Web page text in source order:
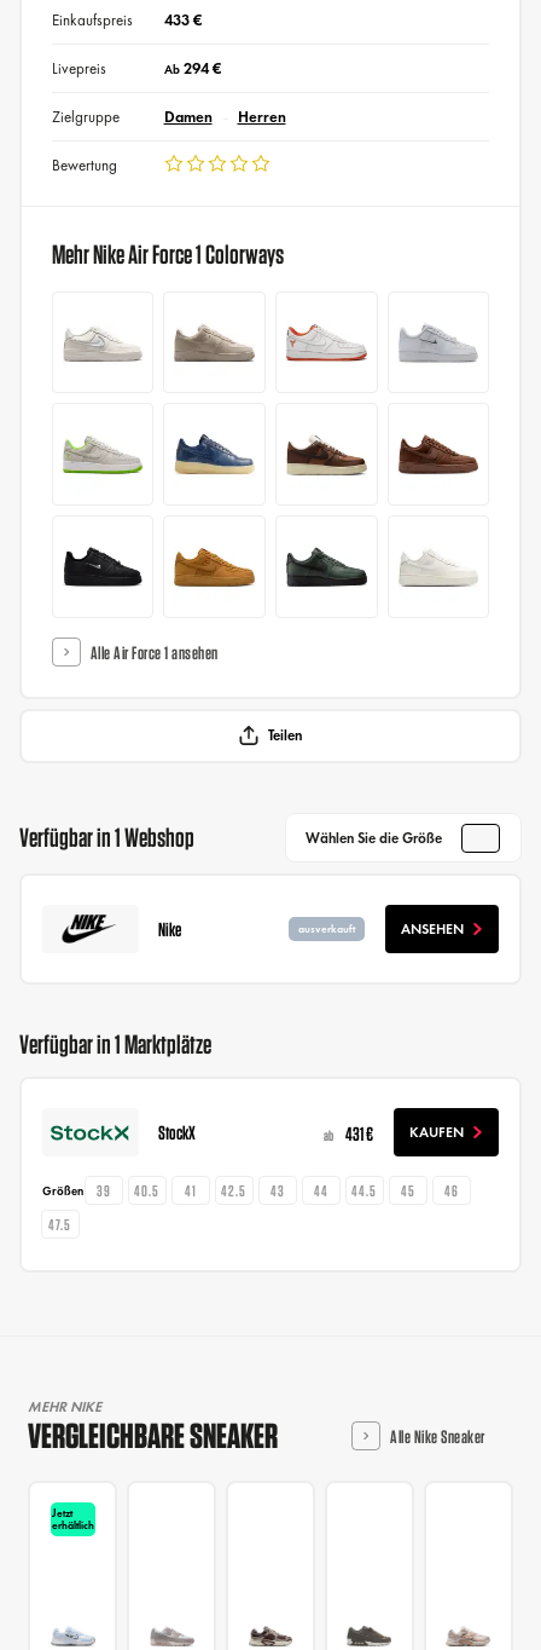
Einkaufspreis 433 €
Livepreis Ab294 €
Zielgruppe Damen Herren
Bewertung
Mehr Nike Air Force 1 Colorways
Alle Air Force 1 ansehen
Teilen
Verfügbar in 1 Webshop Wählen Sie die Größe
Nike ausverkauft ANSEHEN
Verfügbar in 1 Marktplätze
StockX ab 431 € KAUFEN
Größen 39 40.5 41 42.5 43 44 44.5 45
46
47.5
MEHR NIKE
VERGLEICHBARE SNEAKER Alle Nike Sneaker
Jetzt
erhältlich